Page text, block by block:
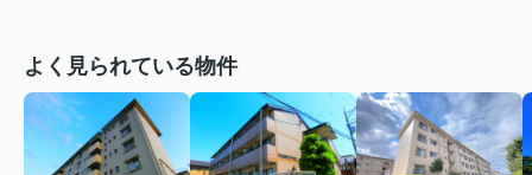
よく見られている物件